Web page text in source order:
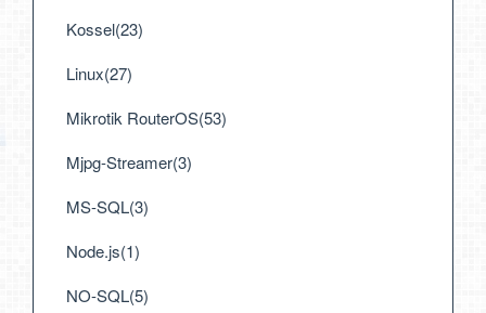
Kossel(23)
Linux(27)
Mikrotik RouterOS(53)
Mjpg-Streamer(3)
MS-SQL(3)
Node.js(1)
NO-SQL(5)